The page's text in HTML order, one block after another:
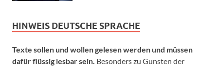
HINWEIS DEUTSCHE SPRACHE
Texte sollen und wollen gelesen werden und müssen
dafür flüssig lesbar sein. Besonders zu Gunsten der